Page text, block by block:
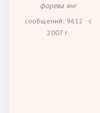
форева янг
сообщений: 9612 · с
2007 г.